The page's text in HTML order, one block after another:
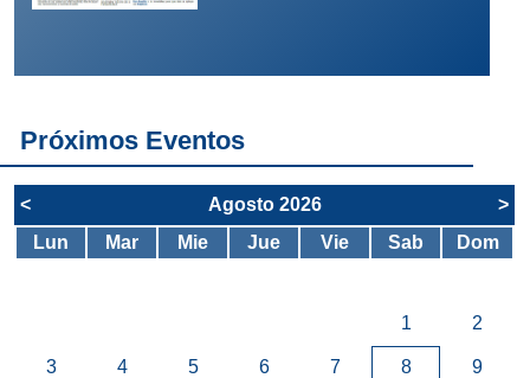
Próximos Eventos
< Agosto 2026
>
Lun
Mar Mie Jue Vie Sab Dom
1 2
3 4 5 6 7 8 9